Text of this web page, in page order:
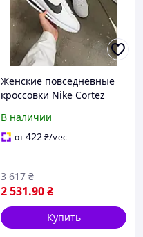
Женские повседневные
кроссовки Nike Cortez
модные демисезонные
кроссы NK128 Найк vkross
В наличии
от422₴/мес
2 531.90₴
3 617 ₴
Купить